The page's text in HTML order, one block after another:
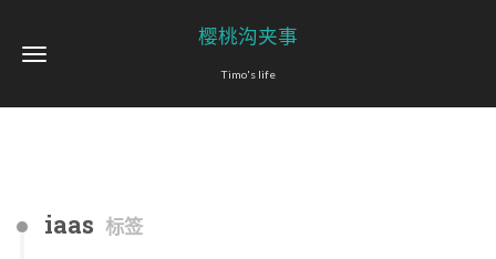
樱桃沟夹事
Timo's life
iaas 标签